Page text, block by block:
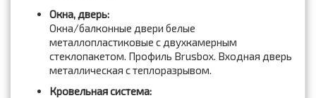
Окна, дверь:
Окна/балконные двери белые
металлопластиковые с двухкамерным
стеклопакетом. Профиль Brusbox. Входная дверь
металлическая с теплоразрывом.
Кровельная система: